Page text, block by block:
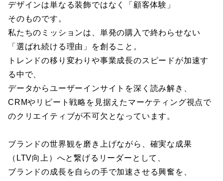
デザインは単なる装飾ではなく「顧客体験」
そのものです。
私たちのミッションは、単発の購入で終わらせない
「選ばれ続ける理由」を創ること。
トレンドの移り変わりや事業成長のスピードが加速す
る中で、
データからユーザーインサイトを深く読み解き、
CRMやリピート戦略を見据えたマーケティング視点で
のクリエイティブが不可欠となっています。
ブランドの世界観を磨き上げながら、確実な成果
（LTV向上）へと繋げるリーダーとして、
ブランドの成長を自らの手で加速させる興奮を、